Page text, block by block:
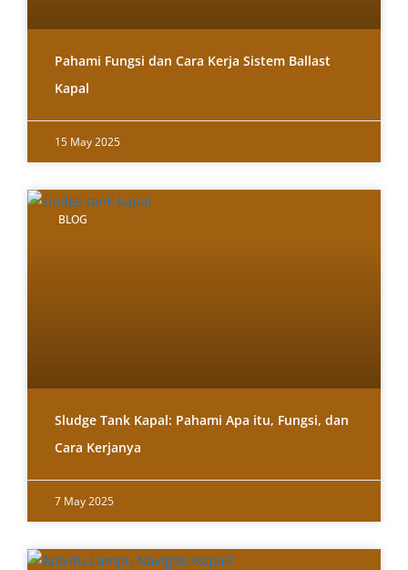
Pahami Fungsi dan Cara Kerja Sistem Ballast
Kapal
15 May 2025
BLOG
Sludge Tank Kapal: Pahami Apa itu, Fungsi, dan
Cara Kerjanya
7 May 2025